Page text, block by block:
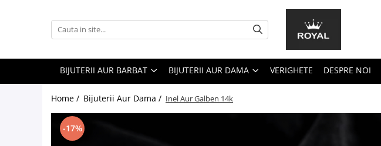
Bijuterii Aur Barbat
Inele
Bijuterii Aur Dama
Bratari Snur
BIJUTERII AUR BARBAT BIJUTERII AUR DAMA VERIGHETE DESPRE NOI
Home / Bijuterii Aur Dama / Inel Aur Galben 14k
-17%